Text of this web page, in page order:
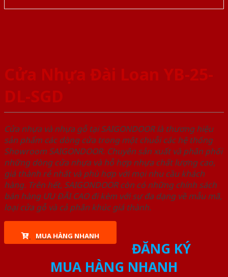
Cửa Nhựa Đài Loan YB-25-
DL-SGD
Cửa nhựa và nhựa gỗ tại SAIGONDOOR là thương hiệu
sản phẩm các dòng cửa trong một chuỗi các hệ thống
Showroom SAIGONDOOR. Chuyên sản xuất và phân phối
những dòng cửa nhựa và hỗ hợp nhựa chất lượng cao,
giá thành rẻ nhất và phù hợp với mọi nhu cầu khách
hàng. Trên hết, SAIGONDOOR còn có những chính sách
bán hàng ƯU ĐÃI CAO đi kèm với sự đa dạng về mẫu mã,
loại cửa gỗ và cả phân khúc giá thành.
MUA HÀNG NHANH
ĐĂNG KÝ
MUA HÀNG NHANH